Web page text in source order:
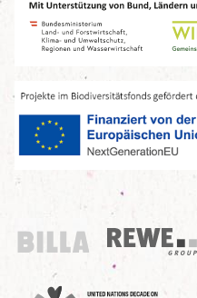
Billa
REWE Group
UN Decade